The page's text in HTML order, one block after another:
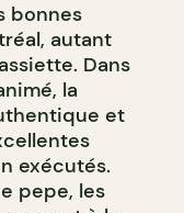
bonnes
autant
Dans
la
et
exécutés.
pepe, les